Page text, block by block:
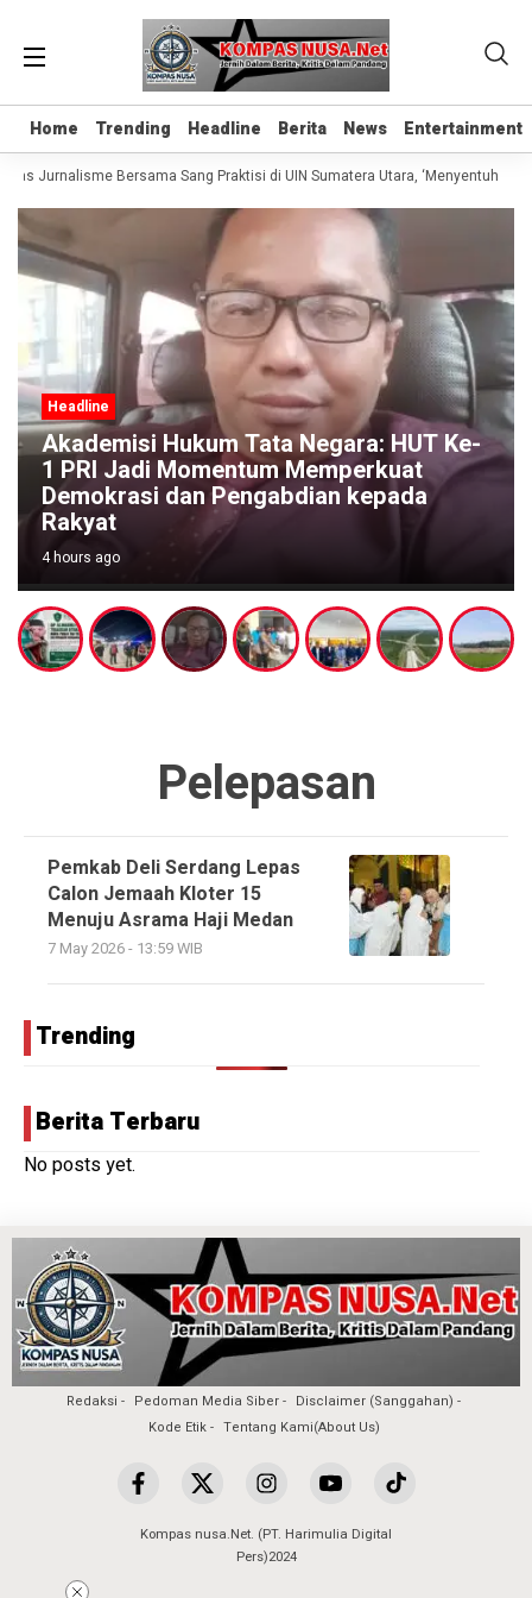
Home Trending Headline Berita News Entertainment
Home Trending Headline Berita News Entertainment
Jurnalisme Bersama Sang Praktisi di UIN Sumatera Utara, ‘Menyentuh Hati
Headline
Akademisi Hukum Tata Negara: HUT Ke-
1 PRI Jadi Momentum Memperkuat
Demokrasi dan Pengabdian kepada
Rakyat
4 hours ago
Pelepasan
Pemkab Deli Serdang Lepas
Calon Jemaah Kloter 15
Menuju Asrama Haji Medan
7 May 2026 - 13:59 WIB
Trending
Berita Terbaru
No posts yet.
Redaksi Pedoman Media Siber
Disclaimer (Sanggahan)
Kode Etik
Tentang Kami(About Us)
Kompas nusa.Net. (PT. Harimulia Digital
Pers)2024